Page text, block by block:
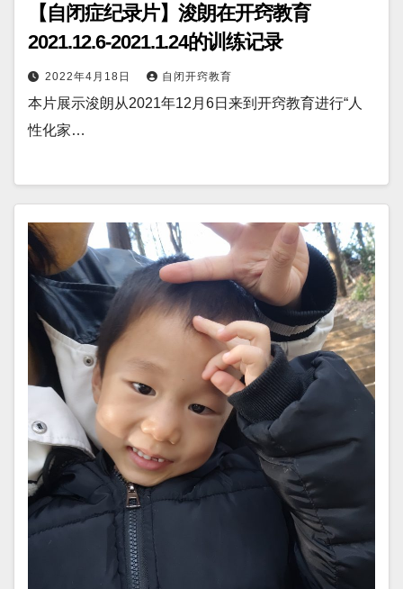
【自闭症纪录片】浚朗在开窍教育
2021.12.6-2021.1.24的训练记录
2022年4月18日 自闭开窍教育
本片展示浚朗从2021年12月6日来到开窍教育进行“人
性化家…